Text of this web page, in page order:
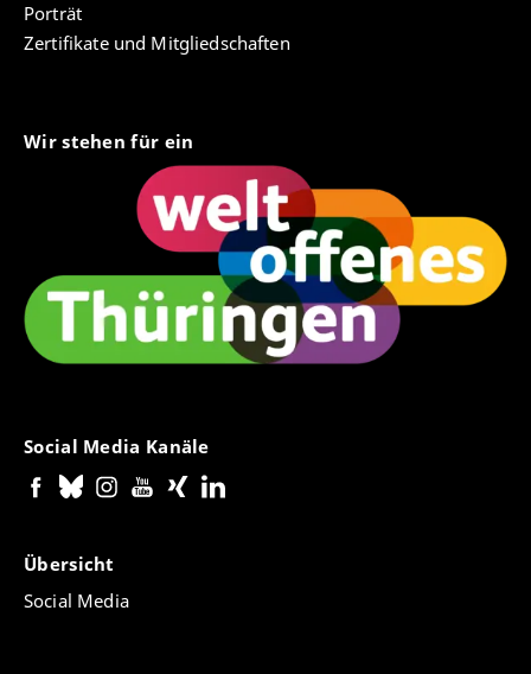
Porträt
Zertifikate und Mitgliedschaften
Wir stehen für ein
Social Media Kanäle
Übersicht
Social Media